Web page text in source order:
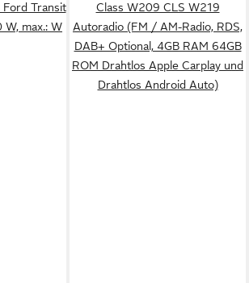
Transit
max.: W
Class W209 CLS W219
Autoradio (FM / AM-Radio, RDS,
DAB+ Optional, 4GB RAM 64GB
ROM Drahtlos Apple Carplay und
Drahtlos Android Auto)